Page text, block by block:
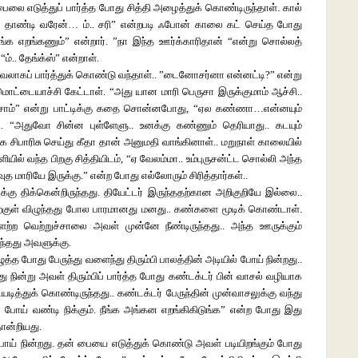
எடுத்துப் பார்த்த போது சித்தி அழைத்துக் கொண்டிருந்தாள். கால்
வரேன்… ம்.. சரி” என்றபடி ஃபோன் காலை கட் செய்த போது
எறங்கணும்” என்றார். ”நா இந்த ஊர்க்காரிதான் “என்று சொல்லத்
தேங்க்ஸ்” என்றாள்.
பார்த்துக் கொண்டு வந்தாள்.. ”டைனோசர்னா என்னட்டி?” என்று
கேட்டாள். “அது யான மாரி பெருசா இருக்குமாம் ஆச்சி..
என்று பாட்டிக்கு கதை சொன்னபோது, “ஏல கண்ணா…என்னயும்
“அதுவோ சின்ன புள்ளேளு.. உனக்கு கண்ணும் தெரியாது.. கடயும்
செய்து கீதா தான் அனுமதி வாங்கினாள்.. மறுநாள் காலையில்
வந்த பிறகு சித்தியிடம், “ஏ வேலம்மா.. உம்புருசன்ட்ட சொல்லி அந்த
மாரியே இருக்கு.” என்ற போது எல்லோரும் சிரித்தார்கள்..
திக்கென்றிருந்தது. தியேட்டர் இருந்ததற்கான அறிகுறியே இல்லை..
விழுந்தது போல பாரமானது மனது.. கண்களை மூடிக் கொண்டாள்.
வெற்றுச்சாலை அவள் முன்னே நீண்டிருந்தது.. அந்த ஊருக்கும்
அவளுக்கு.
பேருந்து வளைந்து திரும்பி பாலத்தின் அடியில் போய் நின்றது..
நின்று அவள் திரும்பிப் பார்த்த போது கண்டக்டர் பின் வாசல் வழியாக
கொண்டிருந்தது.. கண்டக்டர் பேருந்தின் முன்வாசலுக்கு வந்து
வண்டி நிக்கும். நீங்க அங்கன எறங்கிகிடுங்க” என்ற போது இது
போய் நின்றது. தன் பையை எடுத்துக் கொண்டு அவள் படியிறங்கும் போது